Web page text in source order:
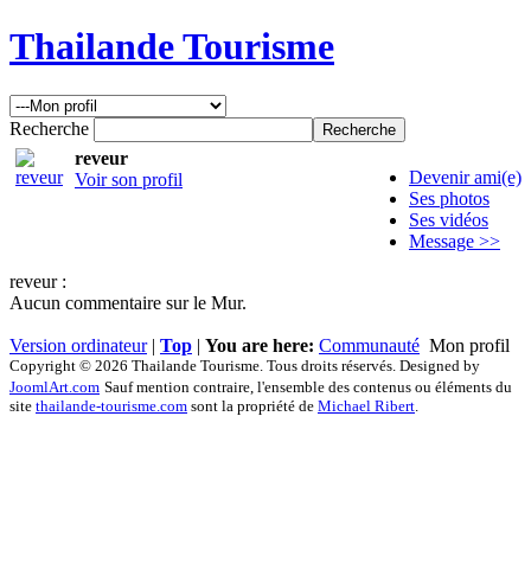
Thailande Tourisme
Recherche
reveur
Voir son profil
Devenir ami(e)
Ses photos
Ses vidéos
Message >>
reveur :
Aucun commentaire sur le Mur.
Version ordinateur| Top | You are here: Communauté Mon profil
Copyright © 2026 Thailande Tourisme. Tous droits réservés. Designed by
JoomlArt.com Sauf mention contraire, l'ensemble des contenus ou éléments du
site thailande-tourisme.com sont la propriété de Michael Ribert